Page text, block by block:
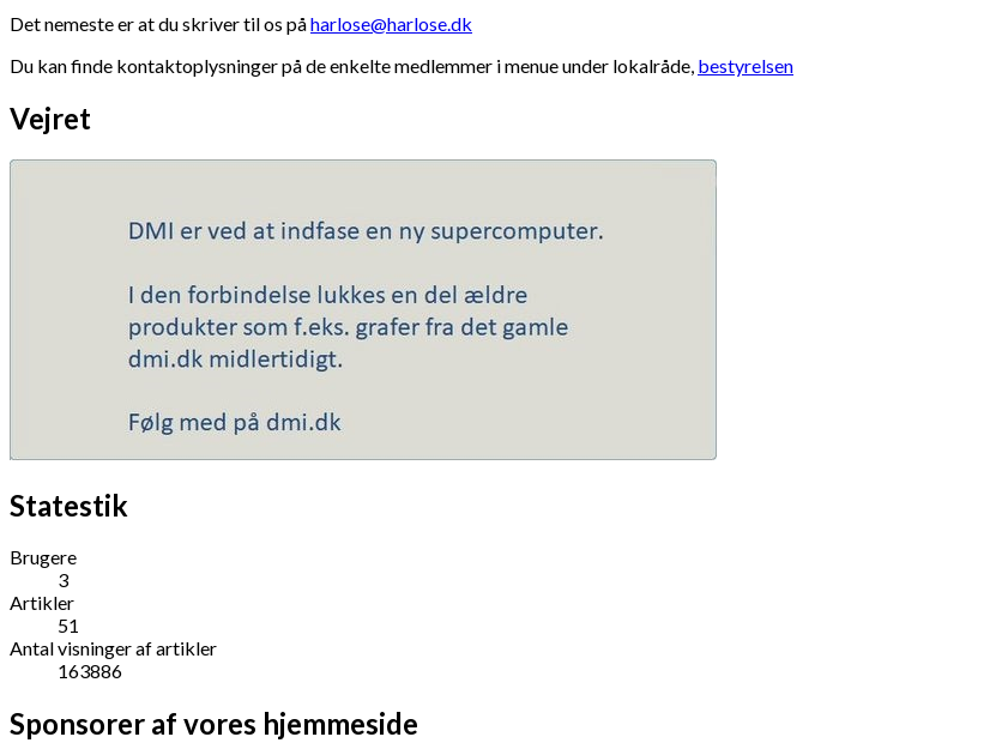
Det nemeste er at du skriver til os påharlose@harlose.dk
Du kan finde kontaktoplysninger på de enkelte medlemmer i menue under lokalråde, bestyrelsen
Vejret
Statestik
Brugere
3
Artikler
51
Antal visninger af artikler
163886
Sponsorer af vores hjemmeside